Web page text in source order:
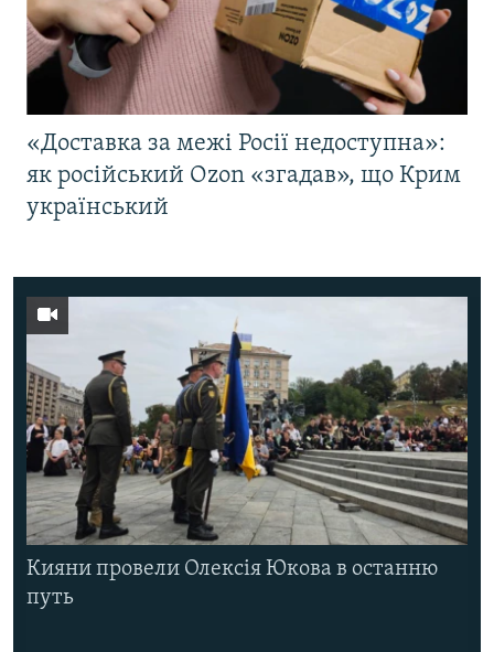
«Доставка за межі Росії недоступна»:
як російський Ozon «згадав», що Крим
український
Кияни провели Олексія Юкова в останню
путь